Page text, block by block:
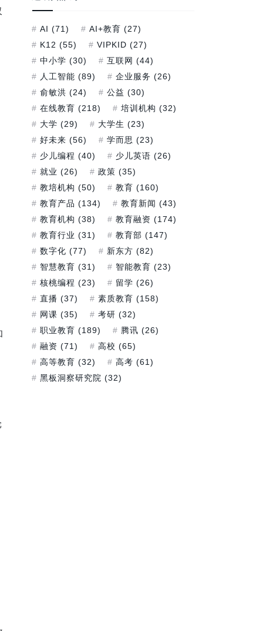
AI (71) AI+教育 (27)
K12 (55) VIPKID (27)
中小学 (30) 互联网 (44)
人工智能 (89) 企业服务 (26)
俞敏洪 (24) 公益 (30)
在线教育 (218) 培训机构 (32)
大学 (29) 大学生 (23)
好未来 (56) 学而思 (23)
少儿编程 (40) 少儿英语 (26)
就业 (26) 政策 (35)
教培机构 (50) 教育 (160)
教育产品 (134) 教育新闻 (43)
教育机构 (38) 教育融资 (174)
教育行业 (31) 教育部 (147)
数字化 (77) 新东方 (82)
智慧教育 (31) 智能教育 (23)
核桃编程 (23) 留学 (26)
直播 (37) 素质教育 (158)
网课 (35) 考研 (32)
职业教育 (189) 腾讯 (26)
融资 (71) 高校 (65)
高等教育 (32) 高考 (61)
黑板洞察研究院 (32)